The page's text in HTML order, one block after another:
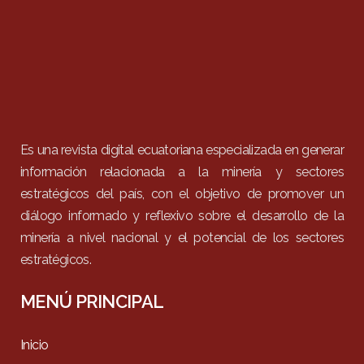
Es una revista digital ecuatoriana especializada en generar
información relacionada a la minería y sectores
estratégicos del país, con el objetivo de promover un
diálogo informado y reflexivo sobre el desarrollo de la
minería a nivel nacional y el potencial de los sectores
estratégicos.
MENÚ PRINCIPAL
Inicio